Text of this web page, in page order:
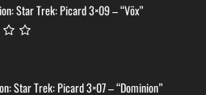
Star Trek: Picard 3×09 – “Võx”
Star Trek: Picard 3×07 – “Dominion”